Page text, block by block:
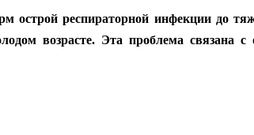
респираторной инфекции до
возрасте. Эта проблема связана